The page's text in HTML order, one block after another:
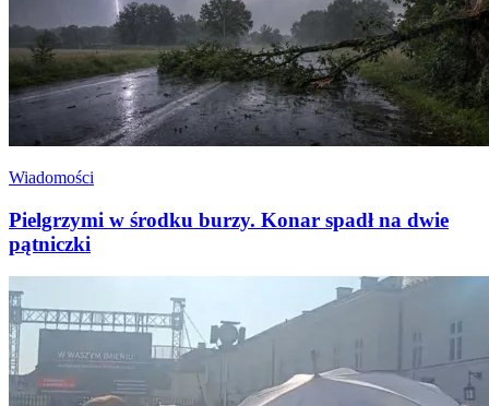
Wiadomości
Pielgrzymi w środku burzy. Konar spadł na dwie
pątniczki